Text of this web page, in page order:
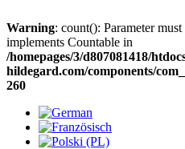
Warning: count(): Parameter
implements Countable in
/homepages/3/d807081418/
hildegard.com/components/
260